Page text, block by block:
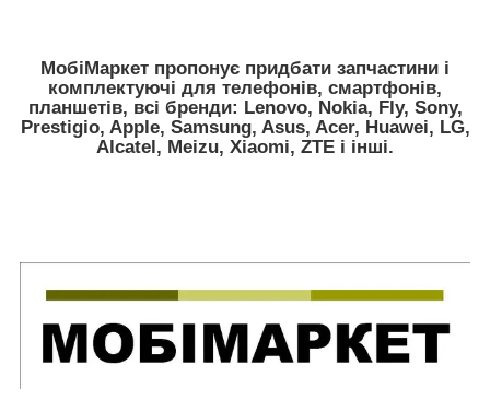
МобіМаркет пропонує придбати запчастини і
комплектуючі для телефонів, смартфонів,
планшетів, всі бренди: Lenovo, Nokia, Fly, Sony,
Prestigio, Apple, Samsung, Asus, Acer, Huawei, LG,
Alcatel, Meizu, Xiaomi, ZTE і інші.